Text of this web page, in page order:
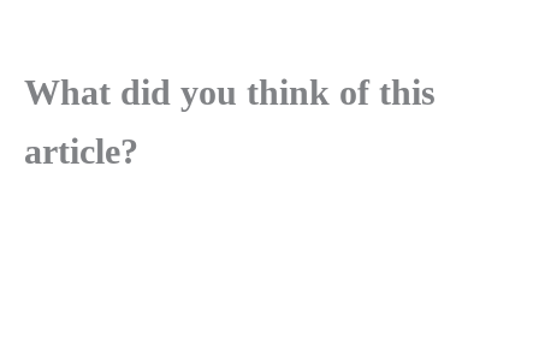
What did you think of this
article?